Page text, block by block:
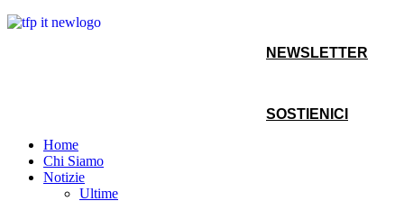
NEWSLETTER
SOSTIENICI
Home
Chi Siamo
Notizie
Ultime